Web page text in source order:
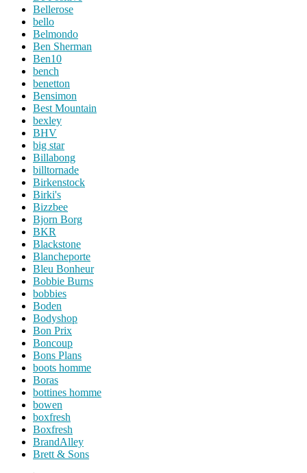
Bellerose
bello
Belmondo
Ben Sherman
Ben10
bench
benetton
Bensimon
Best Mountain
bexley
BHV
big star
Billabong
billtornade
Birkenstock
Birki's
Bizzbee
Bjorn Borg
BKR
Blackstone
Blancheporte
Bleu Bonheur
Bobbie Burns
bobbies
Boden
Bodyshop
Bon Prix
Boncoup
Bons Plans
boots homme
Boras
bottines homme
bowen
boxfresh
Boxfresh
BrandAlley
Brett & Sons